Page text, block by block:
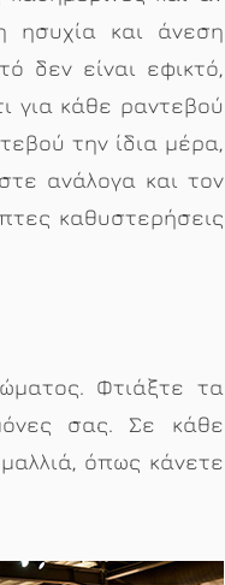
ησυχία και άνεση
δεν είναι εφικτό,
για κάθε ραντεβού
την ίδια μέρα,
ανάλογα και τον
καθυστερήσεις
Φτιάξτε τα
σας. Σε κάθε
όπως κάνετε